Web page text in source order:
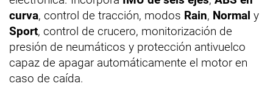
curva, control de tracción, modos Rain, Normal y
Sport, control de crucero, monitorización de
presión de neumáticos y protección antivuelco
capaz de apagar automáticamente el motor en
caso de caída.